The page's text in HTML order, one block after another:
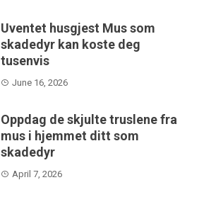
Uventet husgjest Mus som
skadedyr kan koste deg
tusenvis
June 16, 2026
Oppdag de skjulte truslene fra
mus i hjemmet ditt som
skadedyr
April 7, 2026